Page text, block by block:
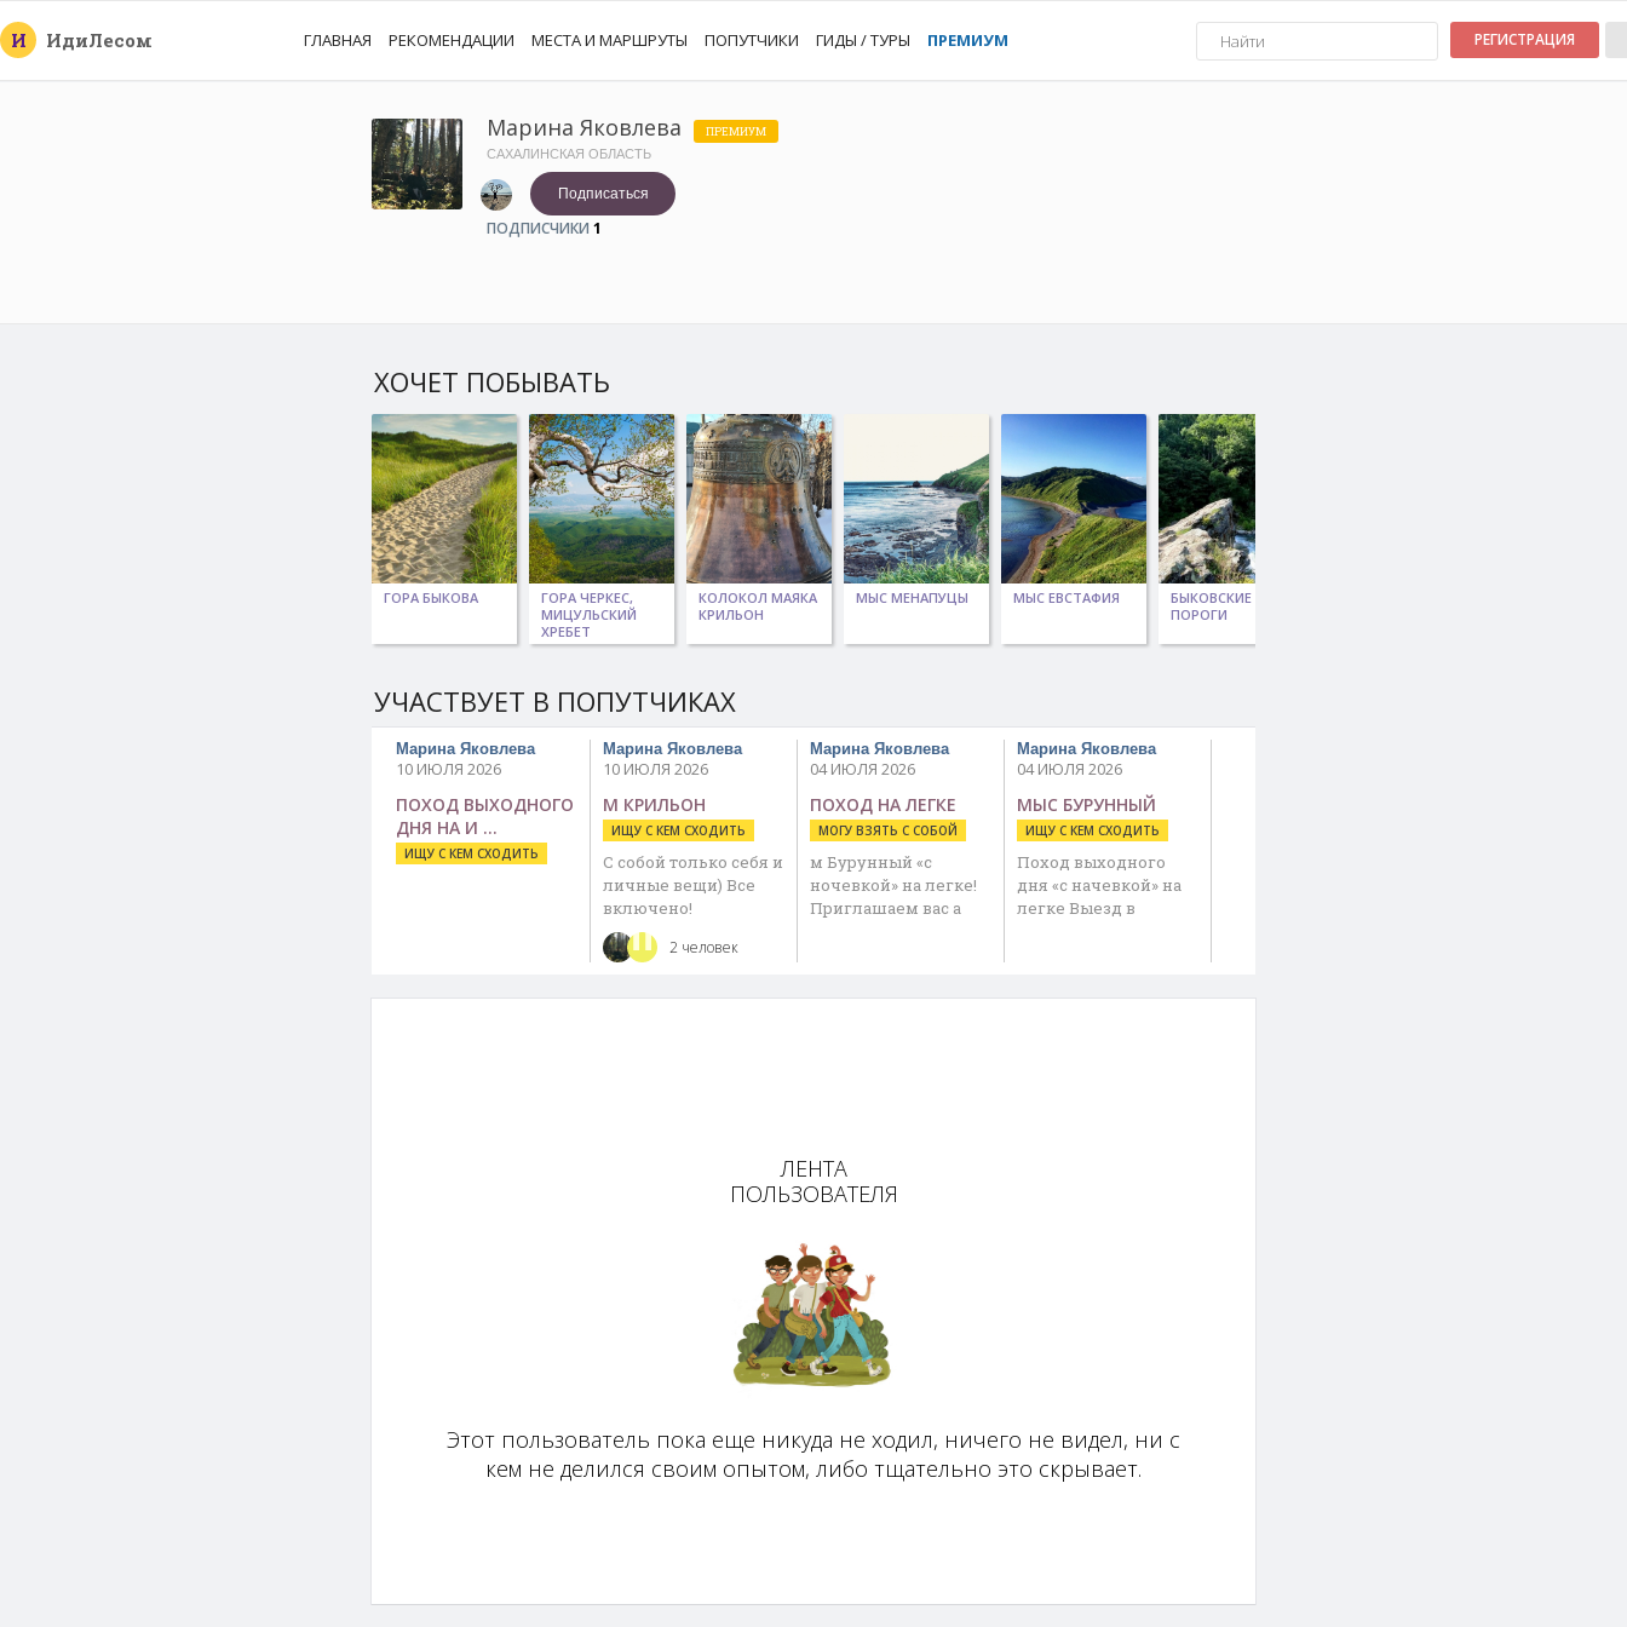
И ИдиЛесом ГЛАВНАЯ РЕКОМЕНДАЦИИ МЕСТА И МАРШРУТЫ ПОПУТЧИКИ ГИДЫ / ТУРЫ ПРЕМИУМ РЕГИСТРАЦИЯ
Марина Яковлева ПРЕМИУМ
САХАЛИНСКАЯ ОБЛАСТЬ
Подписаться
ПОДПИСЧИКИ 1
ХОЧЕТ ПОБЫВАТЬ
ГОРА БЫКОВА
ГОРА ЧЕРКЕС,
МИЦУЛЬСКИЙ
ХРЕБЕТ
КОЛОКОЛ МАЯКА
КРИЛЬОН
МЫС МЕНАПУЦЫ МЫС ЕВСТАФИЯ
БЫКОВСКИЕ
ПОРОГИ
УЧАСТВУЕТ В ПОПУТЧИКАХ
Марина Яковлева
10 ИЮЛЯ 2026
ПОХОД ВЫХОДНОГО
ДНЯ НА И …
ИЩУ С КЕМ СХОДИТЬ
Марина Яковлева
10 ИЮЛЯ 2026
М КРИЛЬОН
ИЩУ С КЕМ СХОДИТЬ
С собой только себя и
личные вещи) Все
включено!
Программа тура …
2 человек
Марина Яковлева
04 ИЮЛЯ 2026
ПОХОД НА ЛЕГКЕ
МОГУ ВЗЯТЬ С СОБОЙ
м Бурунный «с
ночевкой» на легке!
Приглашаем вас а
Марина Яковлева
04 ИЮЛЯ 2026
МЫС БУРУННЫЙ
ИЩУ С КЕМ СХОДИТЬ
Поход выходного
дня «с начевкой» на
легке Выезд в
ЛЕНТА
ПОЛЬЗОВАТЕЛЯ
Этот пользователь пока еще никуда не ходил, ничего не видел, ни с
кем не делился своим опытом, либо тщательно это скрывает.